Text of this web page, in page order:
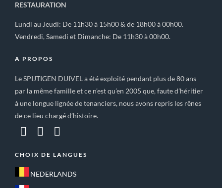
RESTAURATION
Lundi au Jeudi: De 11h30 à 15h00 & de 18h00 à 00h00.
Vendredi, Samedi et Dimanche: De 11h30 à 00h00.
A PROPOS
Le SPIJTIGEN DUIVEL a été exploité pendant plus de 80 ans
par la même famille et ce n’est qu’en 2005 que, faute d’héritier
à une longue lignée de tenanciers, nous avons repris les rênes
de ce lieu chargé d’histoire.
CHOIX DE LANGUES
NEDERLANDS